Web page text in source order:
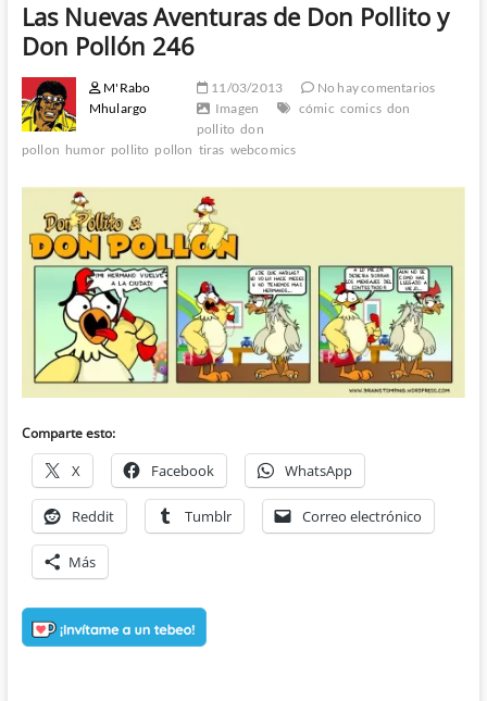
Las Nuevas Aventuras de Don Pollito y
Don Pollón 246
M'Rabo
Mhulargo
11/03/2013
No hay comentarios
Imagen
cómic comics don
pollito don
pollon humor pollito pollon tiras webcomics
Comparte esto:
X Facebook WhatsApp
Reddit Tumblr Correo electrónico
Más